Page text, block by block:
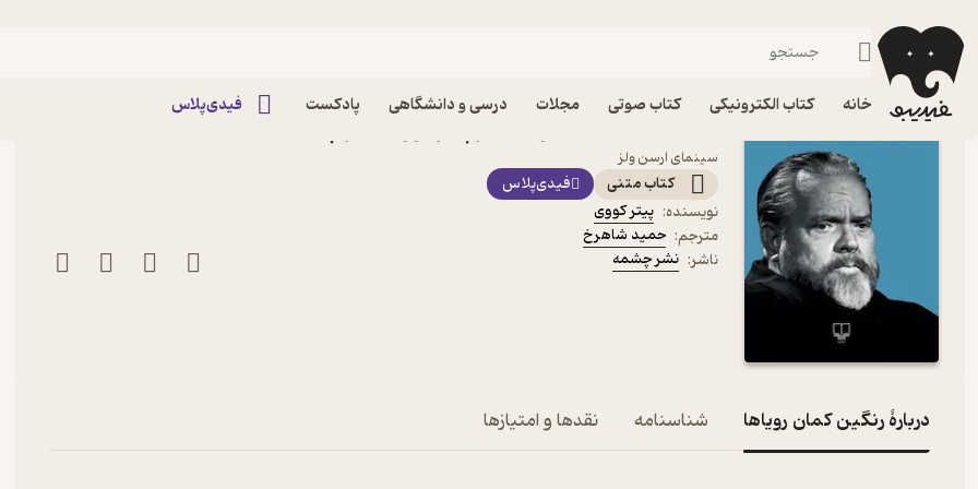
خانه کتاب الکترونیکی کتاب صوتی مجلات درسی و دانشگاهی پادکست فیدی‌پلاس
فیدیبو کتاب الکترونیکی
سینمای ارسن ولز
کتاب متنی
فیدی‌پلاس
نویسنده: پیتر کووی
مترجم: حمید شاهرخ
ناشر: نشر چشمه
دربارۀ رنگین کمان رویاها شناسنامه نقدها و امتیازها